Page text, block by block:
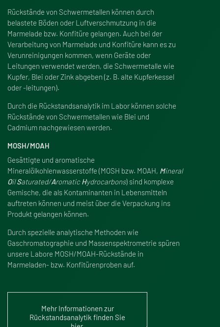
Rückstände von Schwermetallen können durch
belastete Böden oder Luftverschmutzung in die
Marmelade bzw. Konfitüre gelangen. Auch bei der
Verarbeitung von Marmelade und Konfitüre kann es zu
Verunreinigungen kommen, wenn Geräte oder
Leitungen verwendet werden, die Schwermetalle wie
Kupfer, Blei oder Zink abgeben (z. B. alte Kupferkessel
oder -leitungen).
Durch die Rückstandsanalytik im Labor können solche
Rückstände von Schwermetallen wie Blei und
Cadmium nachgewiesen werden.
MOSH/MOAH
Gesättigte und aromatische
Mineralölkohlenwasserstoffe (MOSH bzw. MOAH, Mineral
OilSaturated/AromaticHydrocarbons) sind komplexe
Gemische, die als Kontaminanten in Lebensmitteln
auftreten können und meist über die Verpackung ins
Produkt gelangen können.
Durch spezielle analytische Methoden wie
Gaschromatographie und Massenspektrometrie spüren
unsere Labore MOSH/MOAH-Rückstände in
Marmeladen- bzw. Konfitürenproben auf.
Mehr Informationen zur
Rückstandsanalytik finden Sie